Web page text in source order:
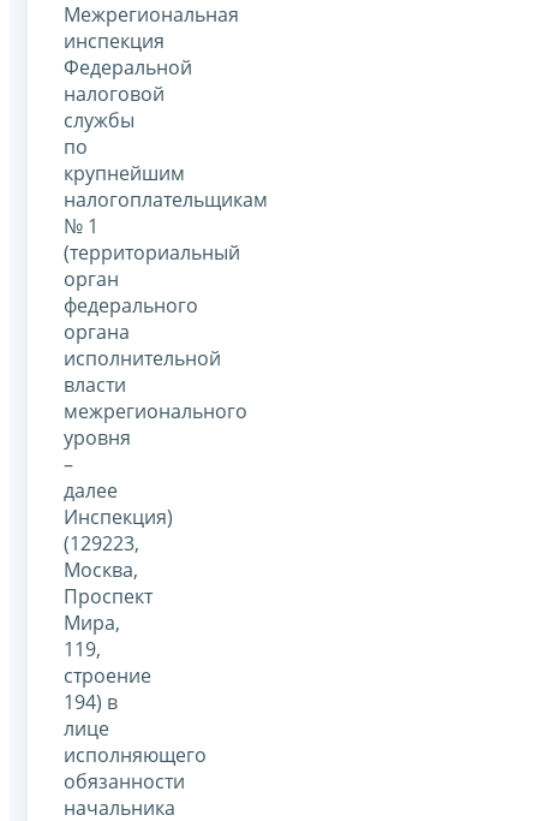
Межрегиональная
инспекция
Федеральной
налоговой
службы
по
крупнейшим
налогоплательщикам
№ 1
(территориальный
орган
федерального
органа
исполнительной
власти
межрегионального
уровня
–
далее
Инспекция)
(129223,
Москва,
Проспект
Мира,
119,
строение
194) в
лице
исполняющего
обязанности
начальника